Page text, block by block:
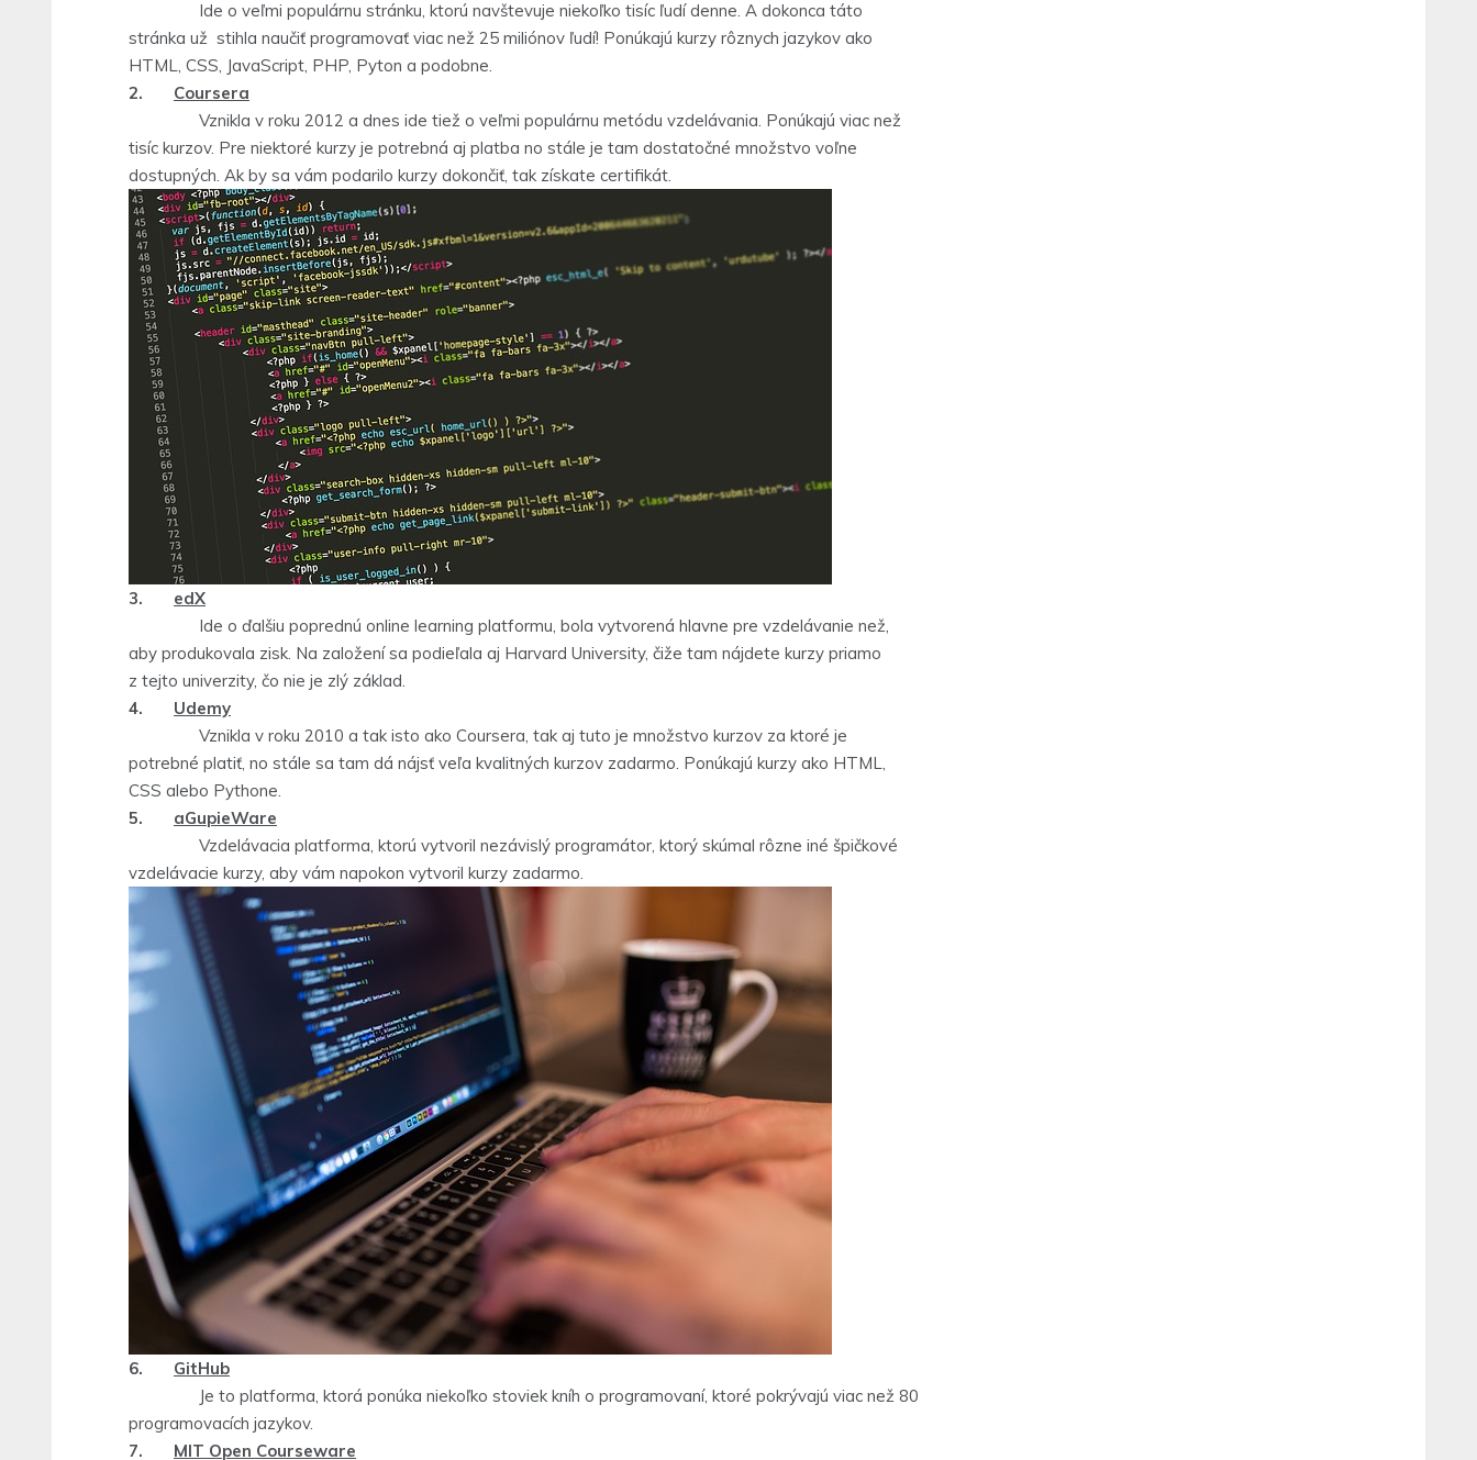
Ide o veľmi populárnu stránku, ktorú navštevuje niekoľko tisíc ľudí denne. A dokonca táto
stránka už stihla naučiť programovať viac než 25 miliónov ľudí! Ponúkajú kurzy rôznych jazykov ako
HTML, CSS, JavaScript, PHP, Pyton a podobne.
2. Coursera
Vznikla v roku 2012 a dnes ide tiež o veľmi populárnu metódu vzdelávania. Ponúkajú viac než
tisíc kurzov. Pre niektoré kurzy je potrebná aj platba no stále je tam dostatočné množstvo voľne
dostupných. Ak by sa vám podarilo kurzy dokončiť, tak získate certifikát.
3. edX
Ide o ďalšiu poprednú online learning platformu, bola vytvorená hlavne pre vzdelávanie než,
aby produkovala zisk. Na založení sa podieľala aj Harvard University, čiže tam nájdete kurzy priamo
z tejto univerzity, čo nie je zlý základ.
4. Udemy
Vznikla v roku 2010 a tak isto ako Coursera, tak aj tuto je množstvo kurzov za ktoré je
potrebné platiť, no stále sa tam dá nájsť veľa kvalitných kurzov zadarmo. Ponúkajú kurzy ako HTML,
CSS alebo Pythone.
5. aGupieWare
Vzdelávacia platforma, ktorú vytvoril nezávislý programátor, ktorý skúmal rôzne iné špičkové
vzdelávacie kurzy, aby vám napokon vytvoril kurzy zadarmo.
6. GitHub
Je to platforma, ktorá ponúka niekoľko stoviek kníh o programovaní, ktoré pokrývajú viac než 80
programovacích jazykov.
7. MIT Open Courseware